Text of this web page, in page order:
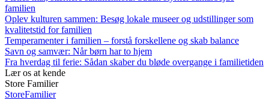
familien
Oplev kulturen sammen: Besøg lokale museer og udstillinger som
kvalitetstid for familien
Temperamenter i familien – forstå forskellene og skab balance
Savn og samvær: Når børn har to hjem
Fra hverdag til ferie: Sådan skaber du bløde overgange i familietiden
Lær os at kende
Store Familier
StoreFamilier